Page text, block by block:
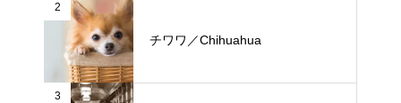
2
チワワ／Chihuahua
3